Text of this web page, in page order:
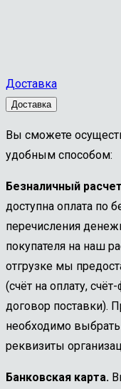
Доставка
Доставка
Вы сможете
удобным способом:
Безналичный
доступна оплата по
перечисления
покупателя на наш
отгрузке мы
(счёт на оплату,
договор поставки).
необходимо выбрать
реквизиты
Банковская карта.